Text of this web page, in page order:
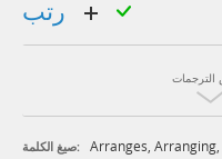
صيغ الكلمة: Arranges, Arranging,